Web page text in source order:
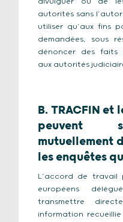
autorités sans
utiliser qu’aux fins
demandées, sous
dénoncer des faits
aux autorités
B. TRACFIN et
peuvent
mutuellement
les enquêtes
L’accord de travail
européens
transmettre
information